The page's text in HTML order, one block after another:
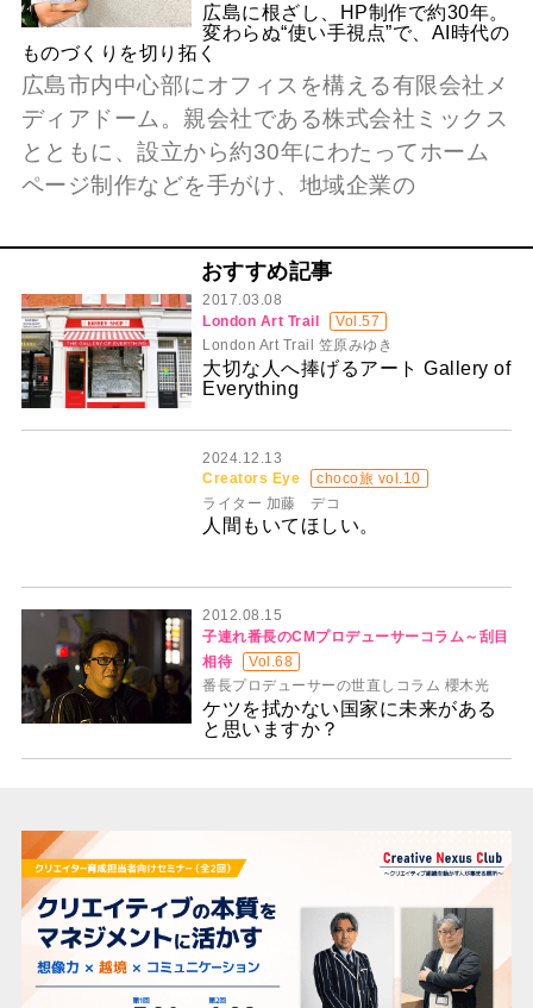
広島に根ざし、HP制作で約30年。
変わらぬ“使い手視点”で、AI時代の
ものづくりを切り拓く
広島市内中心部にオフィスを構える有限会社メ
ディアドーム。親会社である株式会社ミックス
とともに、設立から約30年にわたってホーム
ページ制作などを手がけ、地域企業の
おすすめ記事
2017.03.08
London Art Trail
Vol.57
London Art Trail 笠原みゆき
大切な人へ捧げるアート Gallery of
Everything
2024.12.13
Creators Eye
choco旅 vol.10
ライター 加藤 デコ
人間もいてほしい。
2012.08.15
子連れ番長のCMプロデューサーコラム～刮目
相待
Vol.68
番長プロデューサーの世直しコラム 櫻木光
ケツを拭かない国家に未来がある
と思いますか？